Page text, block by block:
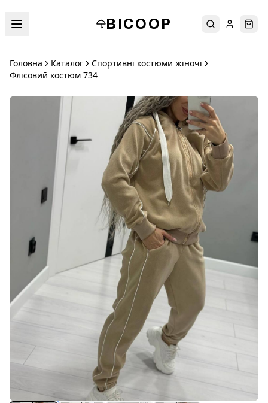
BICOOP ПошукУвійти
Головна Каталог
Спортивні костюми жіночі
Флісовий костюм 734